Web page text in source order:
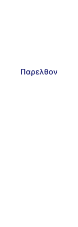
Παρελθον